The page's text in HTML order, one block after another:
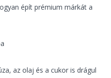
épít prémium márkát a
az olaj és a cukor is drágul